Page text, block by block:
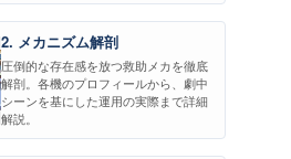
2. メカニズム解剖
圧倒的な存在感を放つ救助メカを徹底
解剖。各機のプロフィールから、劇中
シーンを基にした運用の実際まで詳細
解説。